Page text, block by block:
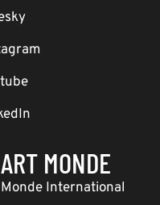
MONDE
International